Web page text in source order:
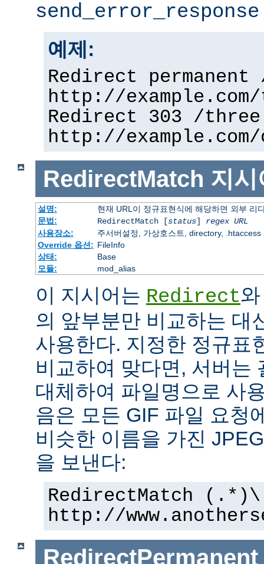
send_error_response
예제:
Redirect permanent
http://example.com/
Redirect 303 /three
http://
RedirectMatch 지시
설명:
현재 URL이 정규표현식에 해당하면 외부 리
문법:
RedirectMatch [status] regex URL
사용장소:
주서버설정, 가상호스트, directory, .htaccess
Override 옵션: FileInfo
상태:
Base
모듈:
mod_alias
이 지시어는 Redirect
의 앞부분만 비교하는 대
사용한다. 지정한 정규표
비교하여 맞다면, 서버는
대체하여 파일명으로 사
음은 모든 GIF 파일 요청
비슷한 이름을 가진
을 보낸다:
RedirectMatch
http://
RedirectPermanent